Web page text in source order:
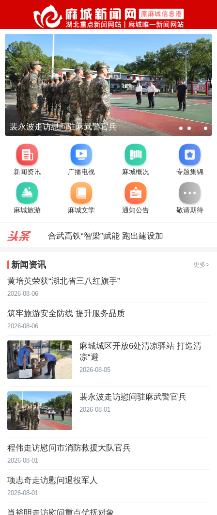
裴永波走访慰问驻麻武警官兵
新闻资讯 广播电视 麻城概况 专题集锦
麻城旅游 麻城文学 通知公告 敬请期待
合武高铁“智梁”赋能 跑出建设加
裴永波走访慰问驻麻武警官兵
新闻资讯 更多>
黄培英荣获“湖北省三八红旗手”
2026-08-06
筑牢旅游安全防线 提升服务品质
2026-08-06
麻城城区开放6处清凉驿站 打造清
凉“避
2026-08-05
裴永波走访慰问驻麻武警官兵
2026-08-01
程伟走访慰问市消防救援大队官兵
2026-08-01
项志奇走访慰问退役军人
2026-08-01
肖裕明走访慰问重点优抚对象